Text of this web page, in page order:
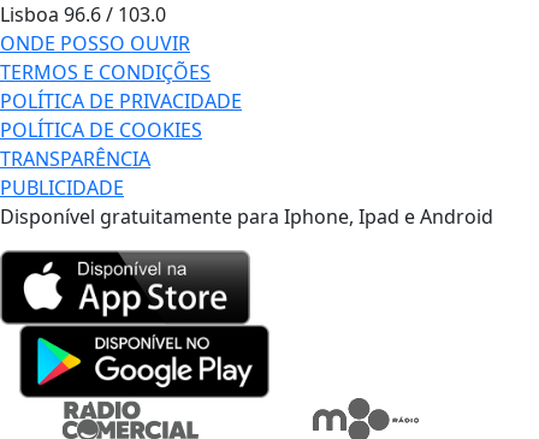
Lisboa 96.6 / 103.0
ONDE POSSO OUVIR
TERMOS E CONDIÇÕES
POLÍTICA DE PRIVACIDADE
POLÍTICA DE COOKIES
TRANSPARÊNCIA
PUBLICIDADE
Disponível gratuitamente para Iphone, Ipad e Android